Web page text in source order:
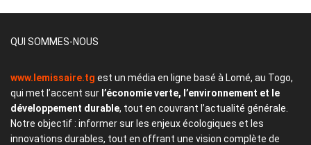
QUI SOMMES-NOUS
www.lemissaire.tg est un média en ligne basé à Lomé, au Togo,
qui met l’accent sur l’économie verte, l’environnement et le
développement durable, tout en couvrant l’actualité générale.
Notre objectif : informer sur les enjeux écologiques et les
innovations durables, tout en offrant une vision complète de